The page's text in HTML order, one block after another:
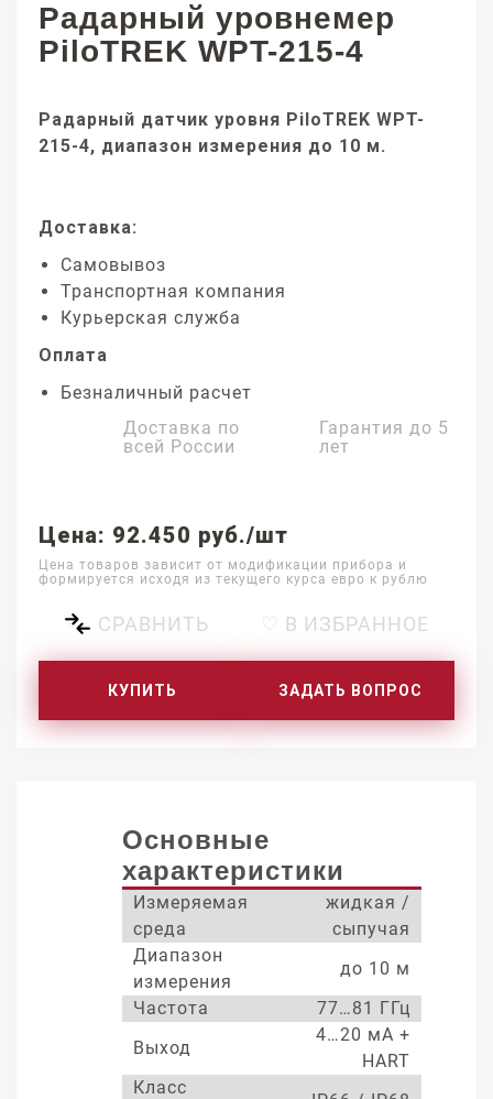
Радарный уровнемер
PiloTREK WPT-215-4
Радарный датчик уровня PiloTREK WPT-
215-4, диапазон измерения до 10 м.
Доставка:
Самовывоз
Транспортная компания
Курьерская служба
Оплата
Безналичный расчет
Доставка по
всей России
Гарантия до 5
лет
Цена: 92.450 руб./шт
Цена товаров зависит от модификации прибора и
формируется исходя из текущего курса евро к рублю
СРАВНИТЬ ♡ В ИЗБРАННОЕ
КУПИТЬ ЗАДАТЬ ВОПРОС
Основные
характеристики
Измеряемая
среда
жидкая /
сыпучая
Диапазон
измерения
до 10 м
Частота
77…81 ГГц
Выход
4…20 мА +
HART
Класс